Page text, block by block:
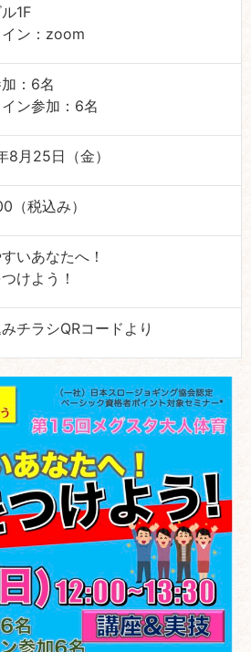
1F
ン：zoom
：6名
ン参加：6名
8月25日（金）
（税込み）
いあなたへ！
けよう！
チラシQRコードより